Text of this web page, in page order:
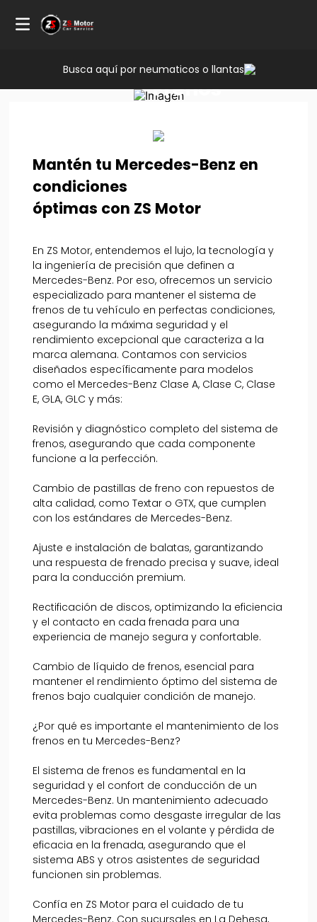
Busca aquí por neumaticos o llantas
Servicio
Frenos
Mercedes
Benz
Mantén tu Mercedes-Benz en
condiciones
óptimas con ZS Motor
En ZS Motor, entendemos el lujo, la tecnología y
la ingeniería de precisión que definen a
Mercedes-Benz. Por eso, ofrecemos un servicio
especializado para mantener el sistema de
frenos de tu vehículo en perfectas condiciones,
asegurando la máxima seguridad y el
rendimiento excepcional que caracteriza a la
marca alemana. Contamos con servicios
diseñados específicamente para modelos
como el Mercedes-Benz Clase A, Clase C, Clase
E, GLA, GLC y más:
Revisión y diagnóstico completo del sistema de
frenos, asegurando que cada componente
funcione a la perfección.
Cambio de pastillas de freno con repuestos de
alta calidad, como Textar o GTX, que cumplen
con los estándares de Mercedes-Benz.
Ajuste e instalación de balatas, garantizando
una respuesta de frenado precisa y suave, ideal
para la conducción premium.
Rectificación de discos, optimizando la eficiencia
y el contacto en cada frenada para una
experiencia de manejo segura y confortable.
Cambio de líquido de frenos, esencial para
mantener el rendimiento óptimo del sistema de
frenos bajo cualquier condición de manejo.
¿Por qué es importante el mantenimiento de los
frenos en tu Mercedes-Benz?
El sistema de frenos es fundamental en la
seguridad y el confort de conducción de un
Mercedes-Benz. Un mantenimiento adecuado
evita problemas como desgaste irregular de las
pastillas, vibraciones en el volante y pérdida de
eficacia en la frenada, asegurando que el
sistema ABS y otros asistentes de seguridad
funcionen sin problemas.
Confía en ZS Motor para el cuidado de tu
Mercedes-Benz. Con sucursales en La Dehesa,